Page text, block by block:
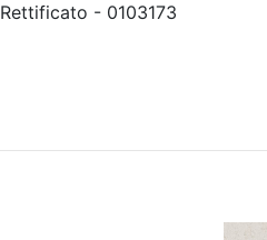
Rettificato - 0103173